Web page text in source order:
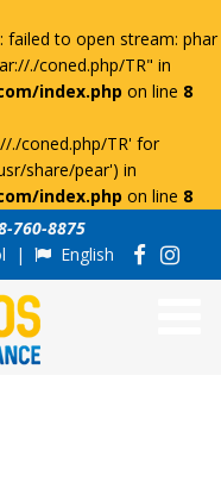
failed to open stream: phar
./coned.php/TR" in
index.php on line 8
./coned.php/TR' for
share/pear') in
index.php on line 8
760-8875
| English